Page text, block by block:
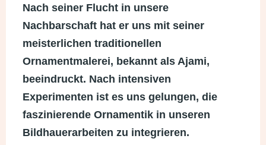
Nach seiner Flucht in unsere
Nachbarschaft hat er uns mit seiner
meisterlichen traditionellen
Ornamentmalerei, bekannt als Ajami,
beeindruckt. Nach intensiven
Experimenten ist es uns gelungen, die
faszinierende Ornamentik in unseren
Bildhauerarbeiten zu integrieren.